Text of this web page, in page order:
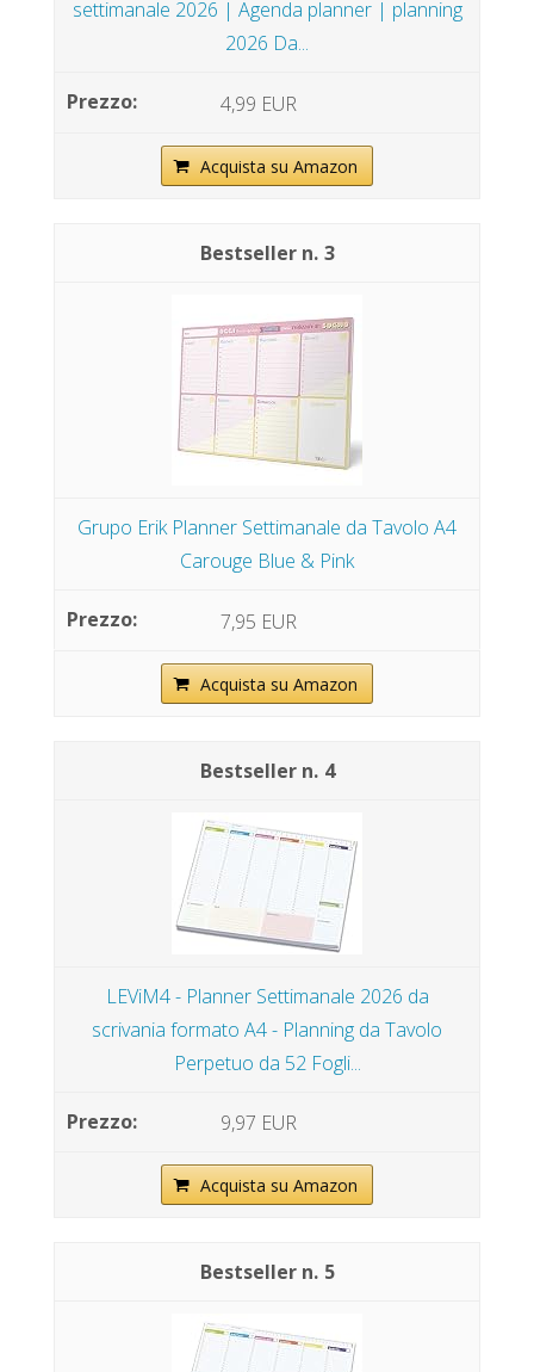
settimanale 2026 | Agenda planner | planning
2026 Da...
4,99 EUR
Acquista su Amazon
3
Grupo Erik Planner Settimanale da Tavolo A4
Carouge Blue & Pink
7,95 EUR
Acquista su Amazon
4
LEViM4 - Planner Settimanale 2026 da
scrivania formato A4 - Planning da Tavolo
Perpetuo da 52 Fogli...
9,97 EUR
Acquista su Amazon
5